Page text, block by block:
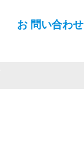
お 問い合わせ